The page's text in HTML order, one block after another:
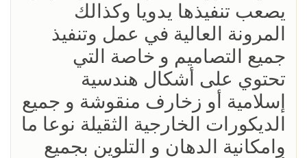
يصعب تنفيذها يدويا وكذالك
المرونة العالية في عمل وتنفيذ
جميع التصاميم و خاصة التي
تحتوي على أشكال هندسية
إسلامية أو زخارف منقوشة و جميع
الديكورات الخارجية الثقيلة نوعا ما
وامكانية الدهان و التلوين بجميع